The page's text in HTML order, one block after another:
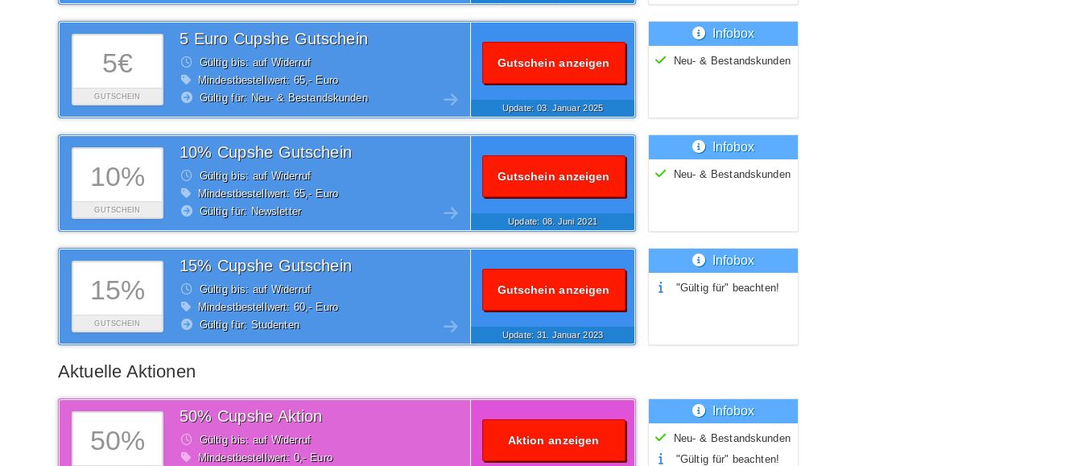
5€
GUTSCHEIN
5 Euro Cupshe Gutschein
Gültig bis: auf Widerruf
Mindestbestellwert: 65,- Euro
Gültig für: Neu- & Bestandskunden
Gutschein anzeigen
Update: 03. Januar2025
Infobox
Neu- & Bestandskunden
10%
GUTSCHEIN
10% Cupshe Gutschein
Gültig bis: auf Widerruf
Mindestbestellwert: 65,- Euro
Gültig für: Newsletter
Gutschein anzeigen
Update: 08.Juni2021
Infobox
Neu- & Bestandskunden
15%
GUTSCHEIN
15% Cupshe Gutschein
Gültig bis: auf Widerruf
Mindestbestellwert: 60,- Euro
Gültig für: Studenten
Gutschein anzeigen
Update: 31. Januar2023
Infobox
"Gültig für" beachten!
Aktuelle Aktionen
50%
50% Cupshe Aktion
Gültig bis: auf Widerruf
Mindestbestellwert: 0,- Euro
Aktion anzeigen
Infobox
Neu- & Bestandskunden
"Gültig für" beachten!